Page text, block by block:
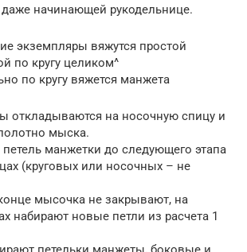
даже начинающей рукодельнице.
экземпляры вяжутся простой
по кругу целиком^
по кругу вяжется манжета
откладываются на носочную спицу и
мыска.
манжетки до следующего этапа
(круговых или носочных – не
мысочка не закрывают, на
набирают новые петли из расчета 1